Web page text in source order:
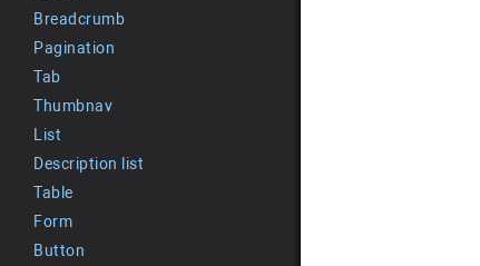
Breadcrumb
Pagination
Tab
Thumbnav
List
Description list
Table
Form
Button